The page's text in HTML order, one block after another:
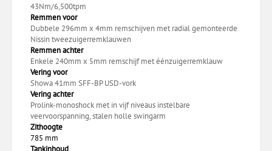
43Nm/6,500tpm
Remmen voor
Dubbele 296mm x 4mm remschijven met radial gemonteerde
Nissin tweezuigerremklauwen
Remmen achter
Enkele 240mm x 5mm remschijf met éénzuigerremklauw
Vering voor
Showa 41mm SFF-BP USD-vork
Vering achter
Prolink-monoshock met in vijf niveaus instelbare
veervoorspanning, stalen holle swingarm
Zithoogte
785 mm
Tankinhoud